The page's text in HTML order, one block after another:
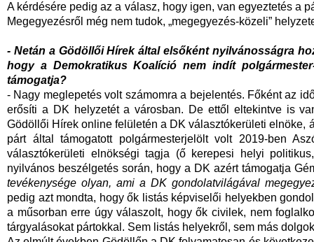
A kérdésére pedig az a válasz, hogy igen, van egyeztetés a
Megegyezésről még nem tudok, „megegyezés-közeli”
- Netán a Gödöllői Hírek által elsőként nyilvánosságra
hogy a Demokratikus Koalíció nem indít
támogatja?
- Nagy meglepetés volt számomra a bejelentés. Főként az
erősíti a DK helyzetét a városban. De ettől eltekintve is
Gödöllői Hírek online felületén a DK választókerületi elnöke,
párt által támogatott polgármesterjelölt volt 2019-ben
választókerületi elnökségi tagja (ő kerepesi helyi
nyilvános beszélgetés során, hogy a DK azért támogatja
tevékenysége olyan, ami a DK gondolatvilágával
pedig azt mondta, hogy ők listás képviselői helyekben
a műsorban erre úgy válaszolt, hogy ők civilek, nem
tárgyalásokat pártokkal. Sem listás helyekről, sem más